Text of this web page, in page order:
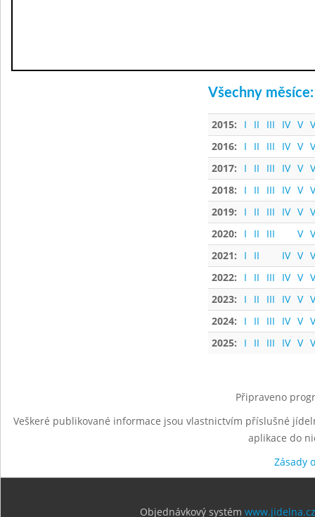
Všechny měsíce:
2015: I II III IV V
2016:
I II III IV V
2017:
I II III IV V
2018:
I II III IV V
2019:
I II III IV V
2020:
I II III V
2021:
I II IV V
2022:
I II III IV V
2023:
I II III IV V
2024:
I II III IV V
2025:
I II III IV V
Připraveno
Veškeré publikované informace jsou vlastnictvím příslušné
aplikace do
Zásady
Objednávkový systém www.jidelna.cz